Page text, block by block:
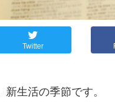
Twitter
新生活の季節です。